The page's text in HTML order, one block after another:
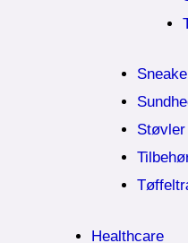
Støvler
Healthcare